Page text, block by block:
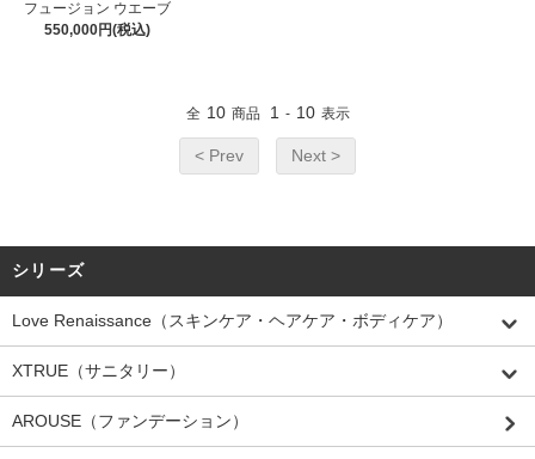
フュージョン ウエーブ
550,000円(税込)
全 10 商品 1 - 10 表示
< Prev Next >
シリーズ
Love Renaissance（スキンケア・ヘアケア・ボディケア）
XTRUE（サニタリー）
AROUSE（ファンデーション）